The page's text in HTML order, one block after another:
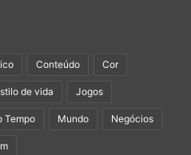
Conteúdo Cor
de vida Jogos
Tempo Mundo Negócios